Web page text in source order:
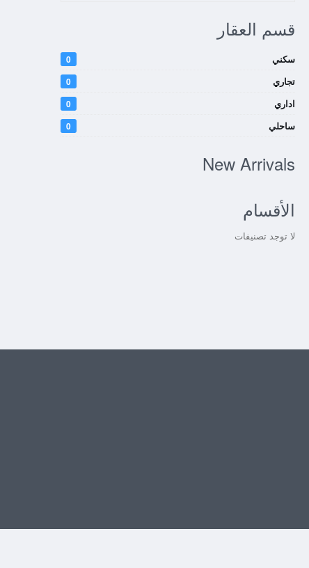
قسم العقار
سكني 0
تجاري 0
اداري 0
ساحلي 0
New Arrivals
الأقسام
لا توجد تصنيفات